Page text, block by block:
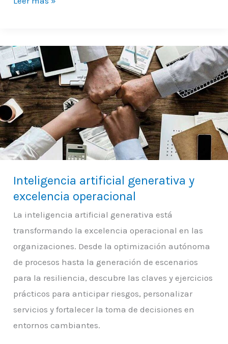
Inteligencia artificial generativa y
excelencia operacional
La inteligencia artificial generativa está
transformando la excelencia operacional en las
organizaciones. Desde la optimización autónoma
de procesos hasta la generación de escenarios
para la resiliencia, descubre las claves y ejercicios
prácticos para anticipar riesgos, personalizar
servicios y fortalecer la toma de decisiones en
entornos cambiantes.
Inteligencia
artificial
generativa
y
excelencia
operacional